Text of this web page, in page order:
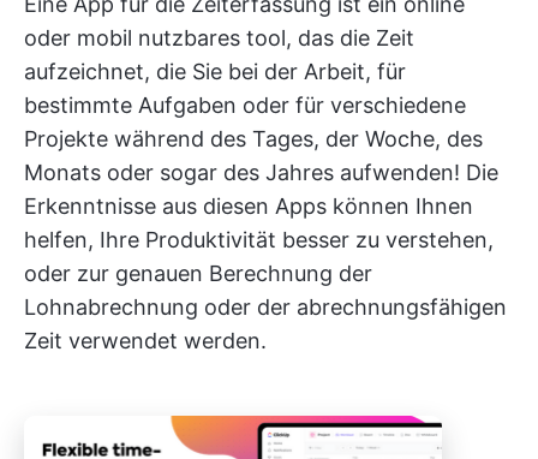
oder mobil nutzbares tool, das die Zeit
aufzeichnet, die Sie bei der Arbeit, für
bestimmte Aufgaben oder für verschiedene
Projekte während des Tages, der Woche, des
Monats oder sogar des Jahres aufwenden! Die
Erkenntnisse aus diesen Apps können Ihnen
helfen, Ihre Produktivität besser zu verstehen,
oder zur genauen Berechnung der
Lohnabrechnung oder der abrechnungsfähigen
Zeit verwendet werden.